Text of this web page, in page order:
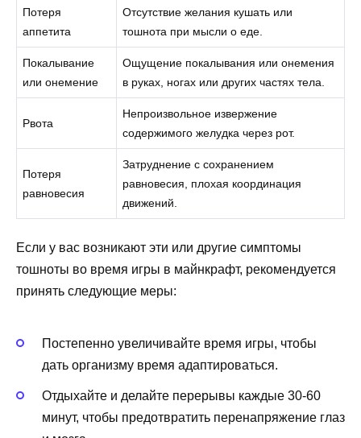
Потеря
аппетита
Отсутствие желания кушать или
тошнота при мысли о еде.
Покалывание
или онемение
Ощущение покалывания или онемения
в руках, ногах или других частях тела.
Рвота
Непроизвольное извержение
содержимого желудка через рот.
Потеря
равновесия
Затруднение с сохранением
равновесия, плохая координация
движений.
Если у вас возникают эти или другие симптомы
тошноты во время игры в майнкрафт, рекомендуется
принять следующие меры:
Постепенно увеличивайте время игры, чтобы
дать организму время адаптироваться.
Отдыхайте и делайте перерывы каждые 30-60
минут, чтобы предотвратить перенапряжение глаз